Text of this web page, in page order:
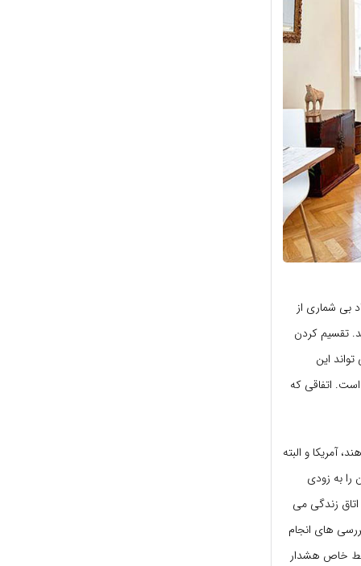
بی شماری از
تقسیم کردن
این
اتفاقی که
آمریکا و البته
به زودی
زندگی می
های انجام
خاص هشدار